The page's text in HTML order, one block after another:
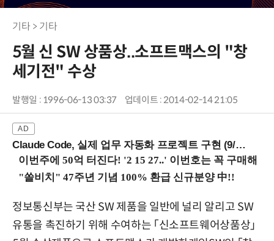
기타 > 기타
5월 신 SW 상품상..소프트맥스의 "창
세기전" 수상
발행일 : 1996-06-13 03:37 업데이트 : 2014-02-14 21:05
Claude Code, 실제 업무 자동화 프로젝트 구현 (9/16 ~17 강남역)
정보통신부는 국산 SW 제품을 일반에 널리 알리고 SW
유통을 촉진하기 위해 수여하는 「신소프트웨어상품상」